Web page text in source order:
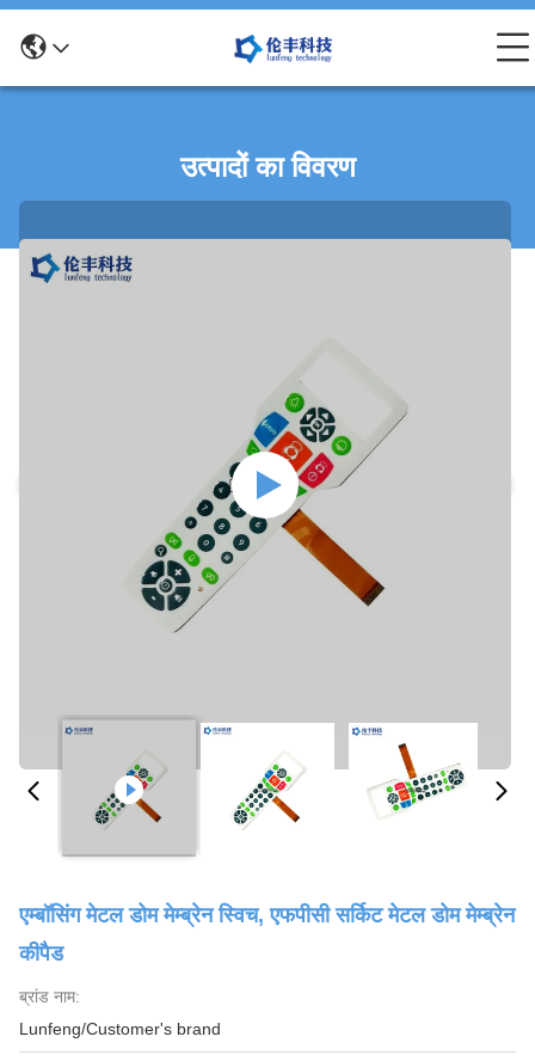
उत्पादों का विवरण
एम्बॉसिंग मेटल डोम मेम्ब्रेन स्विच, एफपीसी सर्किट मेटल डोम मेम्ब्रेन
कीपैड
ब्रांड नाम:
Lunfeng/Customer's brand